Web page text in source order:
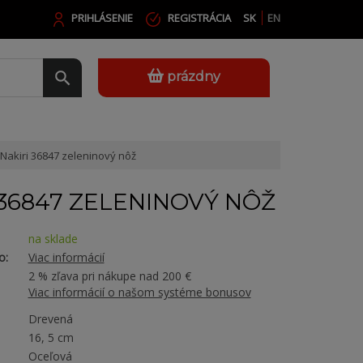
SK EN
PRIHLÁSENIE REGISTRÁCIA
prázdny
Nakiri 36847 zeleninový nôž
ZELENINOVÝ NÔŽ
na sklade
Viac informácií
2 % zľava pri nákupe nad 200 €
Viac informácií o našom systéme bonusov
Drevená
16, 5 cm
Oceľová